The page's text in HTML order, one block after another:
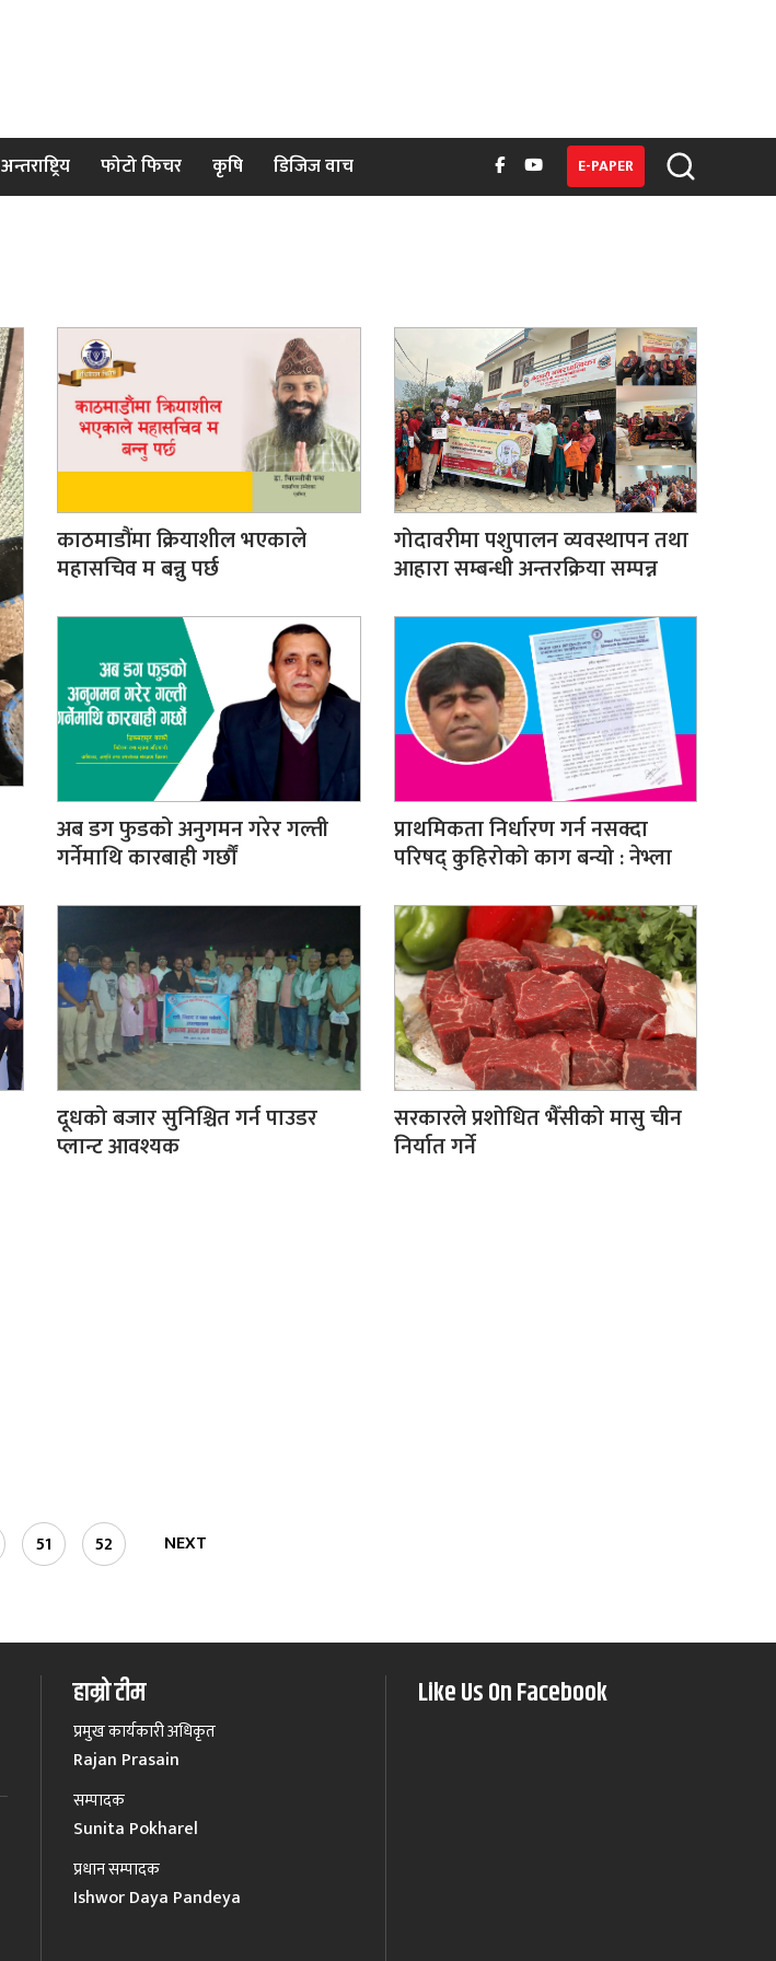
अन्तराष्ट्रिय फोटो फिचर कृषि डिजिज वाच E-PAPER
काठमाडौंमा क्रियाशील भएकाले
महासचिव म बन्नु पर्छ
गोदावरीमा पशुपालन व्यवस्थापन तथा
आहारा सम्बन्धी अन्तरक्रिया सम्पन्न
अब डग फुडको अनुगमन गरेर गल्ती
गर्नेमाथि कारबाही गर्छौं
प्राथमिकता निर्धारण गर्न नसक्दा
परिषद् कुहिरोको काग बन्यो : नेभ्ला
दूधको बजार सुनिश्चित गर्न पाउडर
प्लान्ट आवश्यक
सरकारले प्रशोधित भैँसीको मासु चीन
निर्यात गर्ने
51 52 NEXT
हाम्रो टीम
प्रमुख कार्यकारी अधिकृत
Rajan Prasain
सम्पादक
Sunita Pokharel
प्रधान सम्पादक
Ishwor Daya Pandeya
Like Us On Facebook